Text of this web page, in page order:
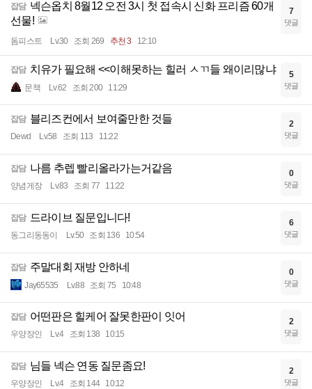
잡담 넥슨옵치 8월12 오전 3시 첫 접속시 신화 프리즘 60개
선물!
돔피스트 Lv.30 조회 269 추천 3 12:10
7
댓글
잡담 치유가 필요해 <<이해못하는 힐러 ㅅㄲ들 왜이리많냐
문책 Lv.62 조회 200 11:29
5
댓글
잡담 블리즈컨에서 보여줄만한 것들
Dewd Lv.58 조회 113 11:22
2
댓글
잡담 나름 추렙 빨리올라가는거같음
양념게장 Lv.83 조회 77 11:22
0
댓글
잡담 드라이브 질문입니다!
동그리동동이 Lv.50 조회 136 10:54
6
댓글
잡담 주말대회 재방 안하네
Jay65535 Lv.88 조회 75 10:48
0
댓글
잡담 어떤판은 힐케어 잘못한판이 잇어
우양장인 Lv.4 조회 138 10:15
2
댓글
잡담 님들 넥슨 연동 질문좀요!
우양장인 Lv.4 조회 144 10:12
2
댓글